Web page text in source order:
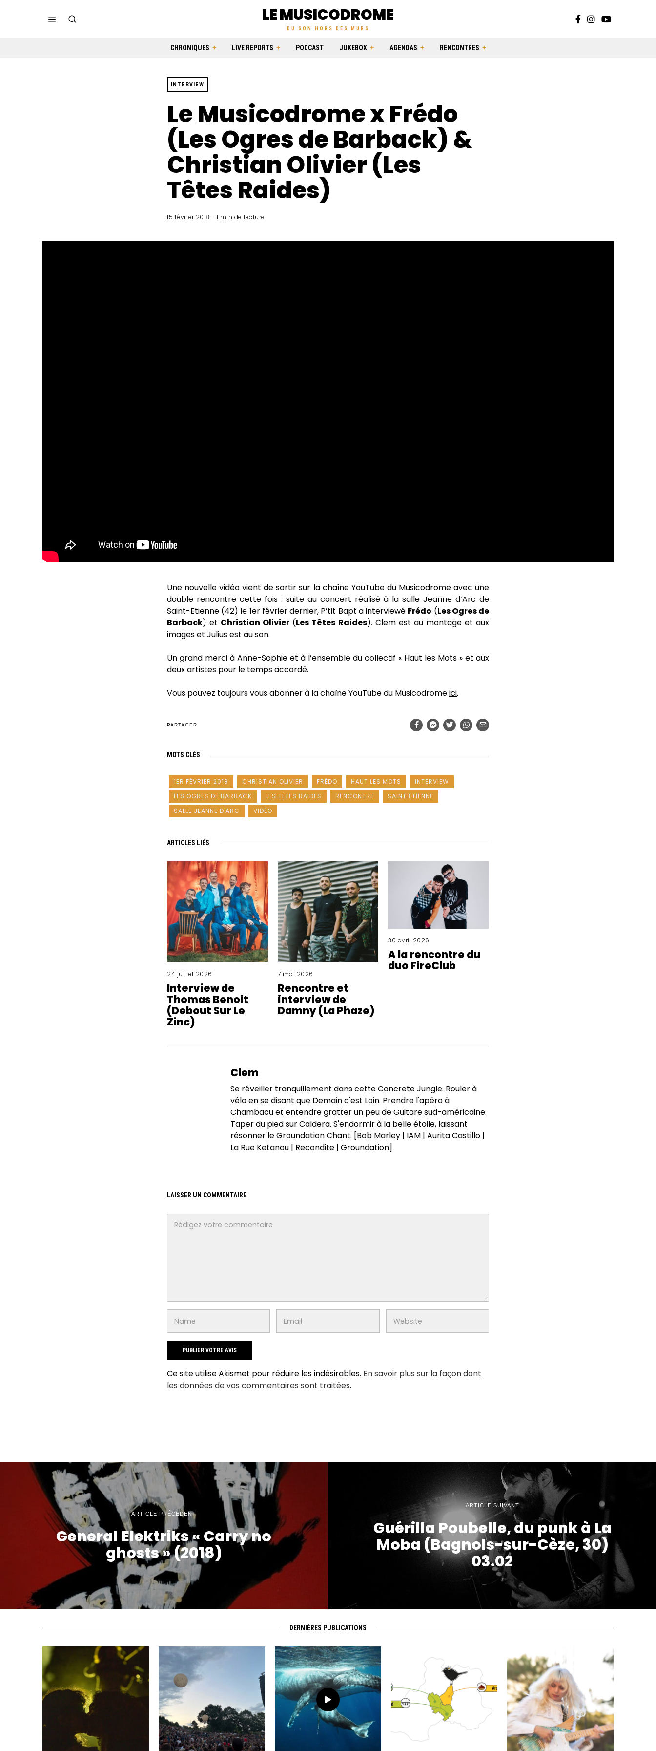
LE MUSICODROME
DU SON HORS DES MURS
CHRONIQUES LIVE REPORTS PODCAST JUKEBOX AGENDAS RENCONTRES
INTERVIEW
Le Musicodrome x Frédo
(Les Ogres de Barback) &
Christian Olivier (Les
Têtes Raides)
15 février 2018 1 min de lecture
Une nouvelle vidéo vient de sortir sur la chaîne YouTube du Musicodrome avec une
double rencontre cette fois : suite au concert réalisé à la salle Jeanne d’Arc de
Saint-Etienne (42) le 1er février dernier, P’tit Bapt a interviewé Frédo (Les Ogres de
Barback) et Christian Olivier (Les Têtes Raides). Clem est au montage et aux
images et Julius est au son.
Un grand merci à Anne-Sophie et à l’ensemble du collectif « Haut les Mots » et aux
deux artistes pour le temps accordé.
Vous pouvez toujours vous abonner à la chaîne YouTube du Musicodromeici.
PARTAGER
MOTS CLÉS
1ER FÉVRIER 2018 CHRISTIAN OLIVIER FRÉDO HAUT LES MOTS
INTERVIEW
LES OGRES DE BARBACK
LES TÊTES RAIDES RENCONTRE
SAINT ETIENNE
SALLE JEANNE D'ARC
VIDÉO
ARTICLES LIÉS
24 juillet 2026
Interview de
Thomas Benoit
(Debout Sur Le
Zinc)
7 mai 2026
Rencontre et
interview de
Damny (La Phaze)
30 avril 2026
A la rencontre du
duo FireClub
Clem
Se réveiller tranquillement dans cette Concrete Jungle. Rouler à
vélo en se disant que Demain c'est Loin. Prendre l'apéro à
Chambacu et entendre gratter un peu de Guitare sud-américaine.
Taper du pied sur Caldera. S'endormir à la belle étoile, laissant
résonner le Groundation Chant. [Bob Marley | IAM | Aurita Castillo |
La Rue Ketanou | Recondite | Groundation]
LAISSER UN COMMENTAIRE
Ce site utilise Akismet pour réduire les indésirables. En savoir plus sur la façon dont
les données de vos commentaires sont traitées.
ARTICLE PRÉCÉDENT
General Elektriks « Carry no
ghosts » (2018)
ARTICLE SUIVANT
Guérilla Poubelle, du punk à La
Moba (Bagnols-sur-Cèze, 30)
03.02
DERNIÈRES PUBLICATIONS